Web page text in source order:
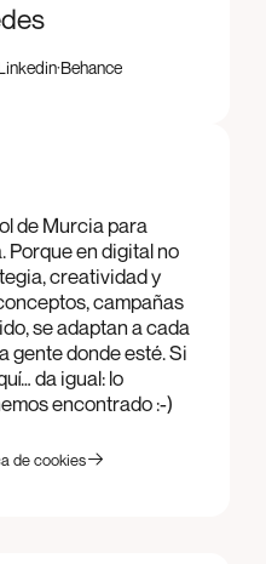
·Behance
de Murcia para
Porque en digital no
creatividad y
campañas
se adaptan a cada
gente donde esté. Si
da igual: lo
encontrado :-)
de cookies